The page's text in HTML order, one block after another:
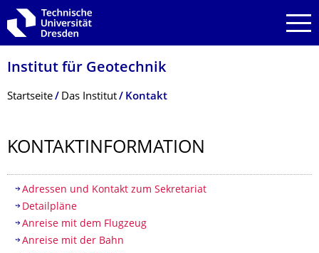
Zur Hauptnavigation springen
Zur Suche springen
Zum Inhalt springen
Institut für Geotechnik
Breadcrumb-Menü
Startseite Das Institut Kontakt
KONTAKTINFORMA­TION
Inhaltsverzeichnis
Adressen und Kontakt zum Sekretariat
Detailpläne
Anreise mit dem Flugzeug
Anreise mit der Bahn